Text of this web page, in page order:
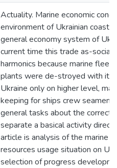
Actuality. Marine economic
environment of Ukrainian
general economy system of
current time this trade as-
harmonics because marine fleet
plants were de-stroyed with its
Ukraine only on higher level,
keeping for ships crew seamen.
general tasks about the correct
separate a basical activity
article is analysis of the marine
resources usage situation on
selection of progress